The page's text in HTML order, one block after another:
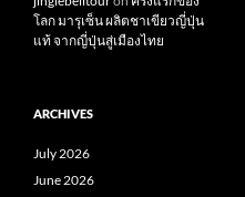
โลก มารุเซ็น ผลิตชาเขียวญี่ปุ่น
แท้ จากญี่ปุ่นสู่เมืองไทย
ARCHIVES
July 2026
June 2026